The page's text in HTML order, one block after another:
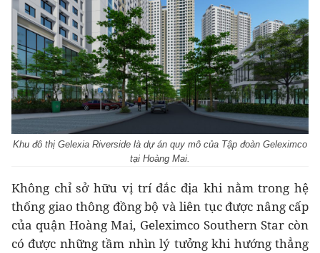
Khu đô thị Gelexia Riverside là dự án quy mô của Tập đoàn Geleximco
tại Hoàng Mai.
Không chỉ sở hữu vị trí đắc địa khi nằm trong hệ
thống giao thông đồng bộ và liên tục được nâng cấp
của quận Hoàng Mai, Geleximco Southern Star còn
có được những tầm nhìn lý tưởng khi hướng thẳng